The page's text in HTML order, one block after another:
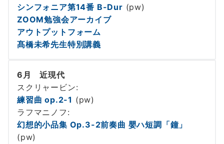
シンフォニア第14番 B-Dur (pw)
ZOOM勉強会アーカイブ
アウトプットフォーム
髙橋未希先生特別講義
6月 近現代
スクリャービン:
練習曲 op.2-1 (pw)
ラフマニノフ:
幻想的小品集 Op.3-2前奏曲 嬰ハ短調「鐘」
(pw)